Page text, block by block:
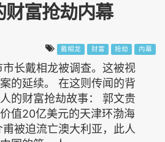
富抢劫内幕
戴相龙 财富 抢劫 内幕
长戴相龙被调查。这被视
的延续。 在这则传闻的背
的财富抢劫故事： 郭文贵
值20亿美元的天津环渤海
被迫流亡澳大利亚，此人